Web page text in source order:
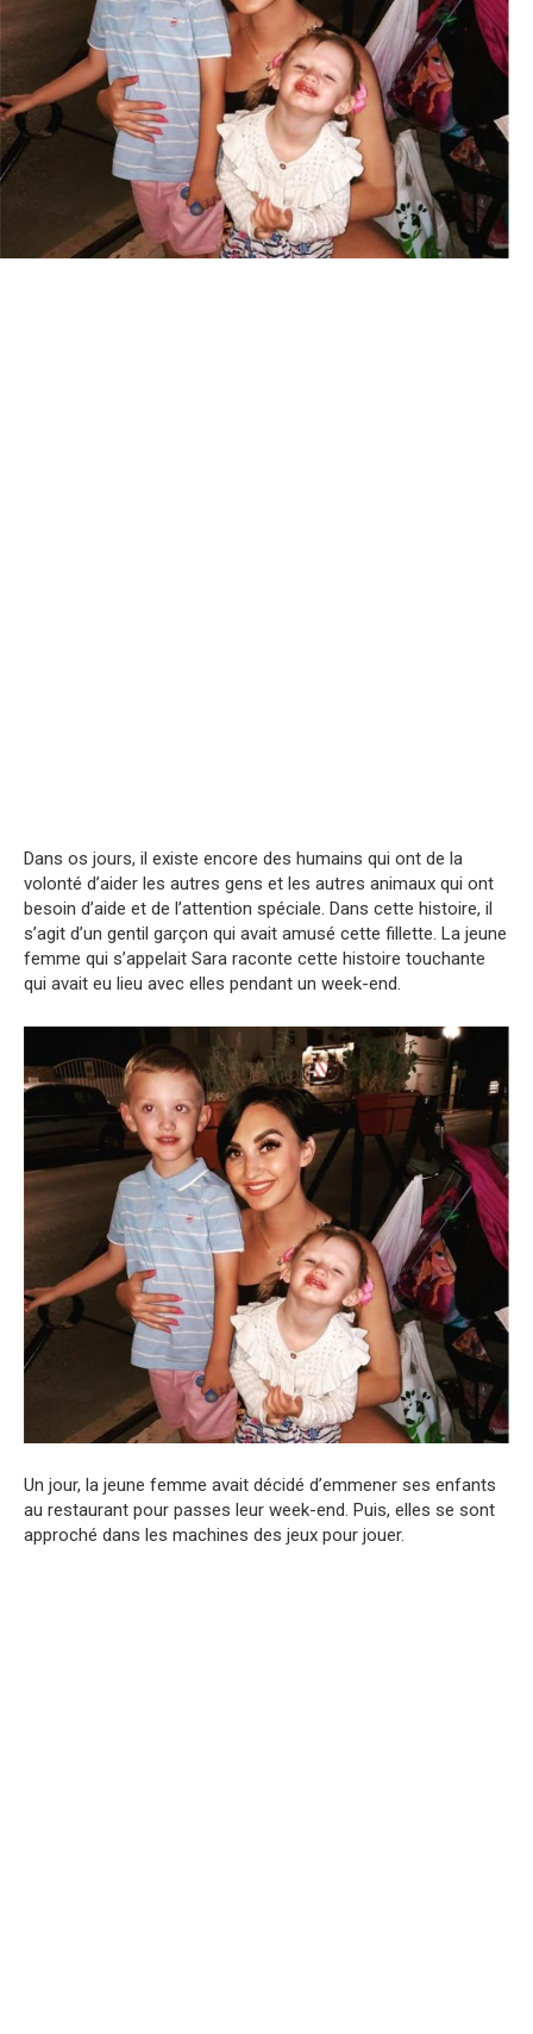
Dans os jours, il existe encore des humains qui ont de la
volonté d’aider les autres gens et les autres animaux qui ont
besoin d’aide et de l’attention spéciale. Dans cette histoire, il
s’agit d’un gentil garçon qui avait amusé cette fillette. La jeune
femme qui s’appelait Sara raconte cette histoire touchante
qui avait eu lieu avec elles pendant un week-end.
Un jour, la jeune femme avait décidé d’emmener ses enfants
au restaurant pour passes leur week-end. Puis, elles se sont
approché dans les machines des jeux pour jouer.